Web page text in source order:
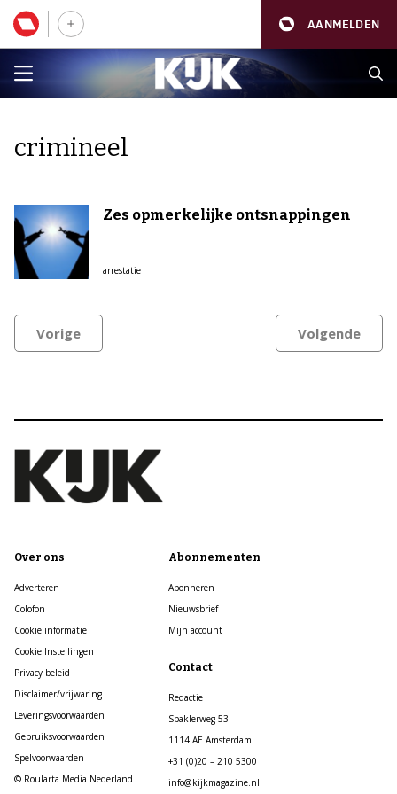
AANMELDEN
crimineel
Zes opmerkelijke ontsnappingen
arrestatie
Vorige Volgende
Over ons
Adverteren
Colofon
Cookie informatie
Cookie Instellingen
Privacy beleid
Disclaimer/vrijwaring
Leveringsvoorwaarden
Gebruiksvoorwaarden
Spelvoorwaarden
© Roularta Media Nederland
Abonnementen
Abonneren
Nieuwsbrief
Mijn account
Contact
Redactie
Spaklerweg 53
1114 AE Amsterdam
+31 (0)20 – 210 5300
info@kijkmagazine.nl